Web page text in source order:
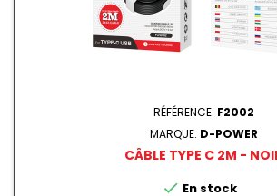
RÉFÉRENCE: F2002
MARQUE: D-POWER
CÂBLE TYPE C 2M -
 En stock